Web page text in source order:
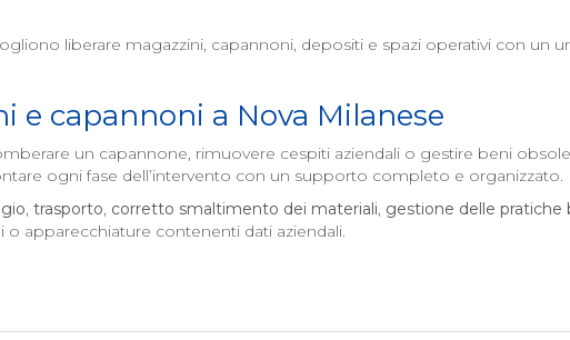
liberare magazzini, capannoni, depositi e spazi operativi con un
e capannoni a Nova Milanese
un capannone, rimuovere cespiti aziendali o gestire beni
ogni fase dell’intervento con un supporto completo e organizzato.
, trasporto, corretto smaltimento dei materiali, gestione delle pratiche
apparecchiature contenenti dati aziendali.